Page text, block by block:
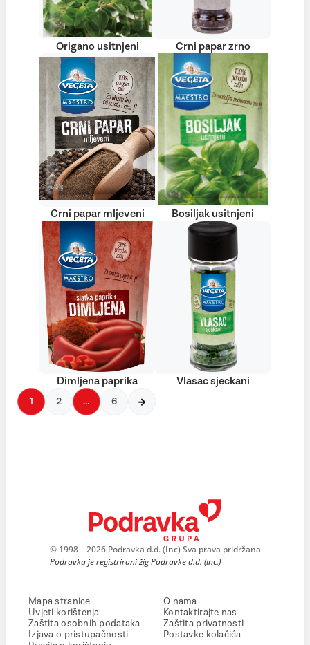
Origano usitnjeni Crni papar zrno
Crni papar mljeveni Bosiljak usitnjeni
Dimljena paprika Vlasac sjeckani
1 2 … 6
© 1998 – 2026 Podravka d.d. (Inc) Sva prava pridržana
Podravka je registrirani žig Podravke d.d. (Inc.)
Mapa stranice
Uvjeti korištenja
Zaštita osobnih podataka
Izjava o pristupačnosti
O nama
Kontaktirajte nas
Zaštita privatnosti
Postavke kolačića